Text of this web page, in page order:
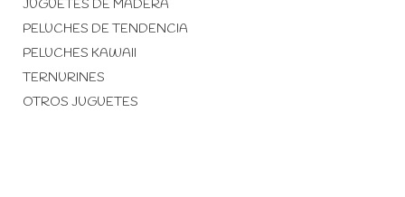
JUGUETES DE MADERA
PELUCHES DE TENDENCIA
PELUCHES KAWAII
TERNURINES
OTROS JUGUETES